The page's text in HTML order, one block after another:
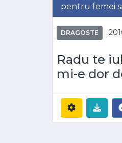
pentru femei
DRAGOSTE
Radu te
mi-e dor